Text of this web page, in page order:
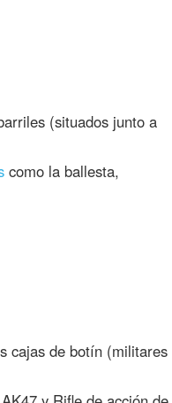
(situados junto a
como la ballesta,
cajas de botín (militares